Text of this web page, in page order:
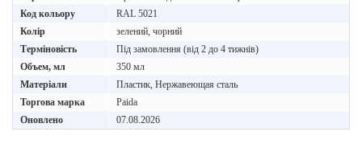
Код кольору
RAL 5021
Колір
зелений, чорний
Терміновість
Під замовлення (від 2 до 4 тижнів)
Объем, мл
350 мл
Матеріали
Пластик, Нержавеющая сталь
Торгова марка
Paida
Оновлено
07.08.2026